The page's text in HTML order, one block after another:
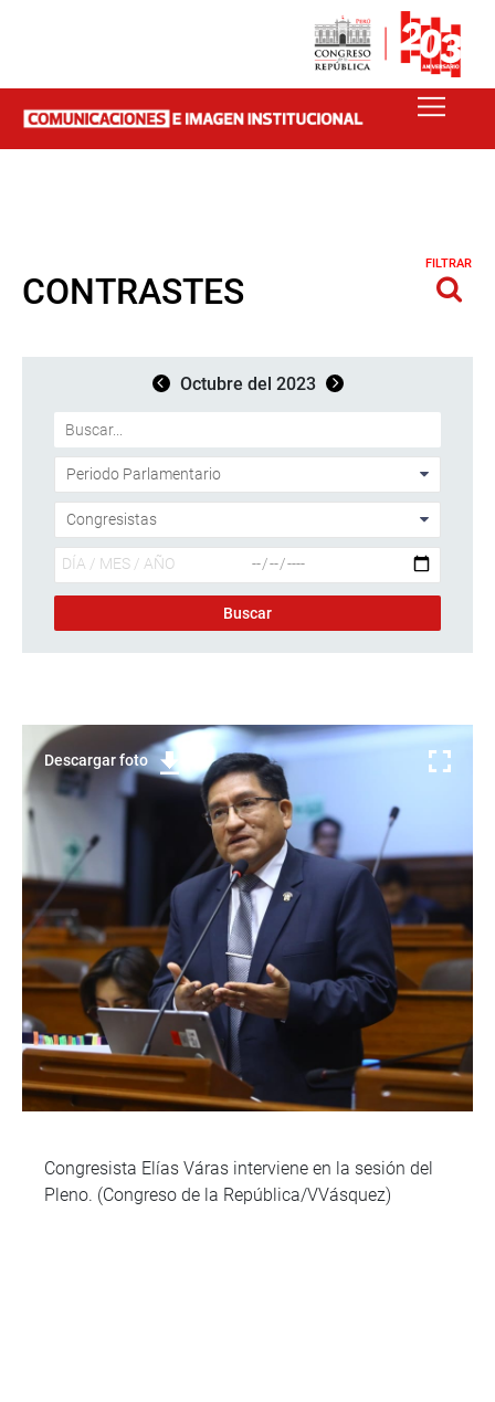
CONTRASTES
FILTRAR
Octubre del 2023
Descargar foto
Congresista Elías Váras interviene en la sesión del
Pleno. (Congreso de la República/VVásquez)